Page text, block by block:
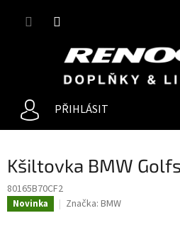
PŘIHLÁSIT
Kšiltovka BMW
80165B70CF2
Novinka Značka: BMW